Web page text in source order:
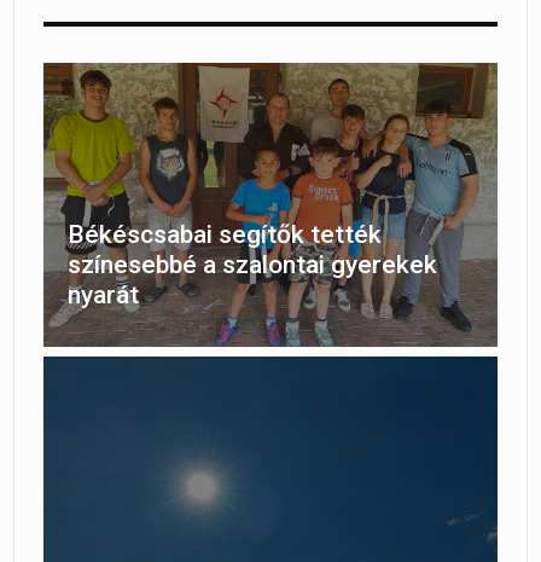
Békéscsabai segítők tették
színesebbé a szalontai gyerekek
nyarát